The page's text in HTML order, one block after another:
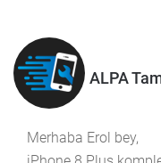
ALPA
Merhaba Erol bey,